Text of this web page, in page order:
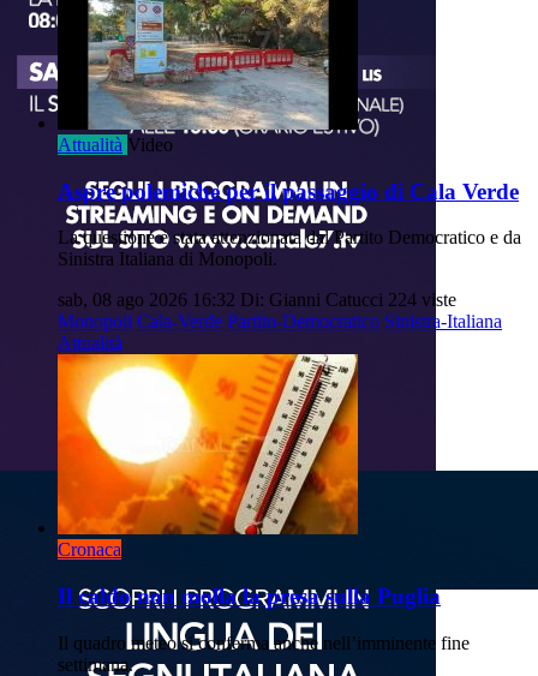
Attualità Video
Aspre polemiche per il passaggio di Cala Verde
La questione è stata attenzionata dal Partito Democratico e da
Sinistra Italiana di Monopoli.
sab, 08 ago 2026 16:32 Di: Gianni Catucci 224 viste
Monopoli Cala-Verde Partito-Democratico Sinistra-Italiana
Attualità
Cronaca
Il caldo non molla la presa sulla Puglia
Il quadro meteo si conferma anche nell’imminente fine
settimana.